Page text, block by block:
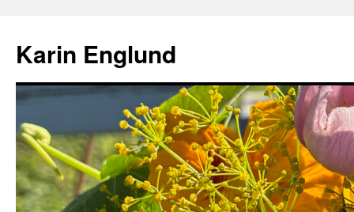
innehåll
Karin Englund